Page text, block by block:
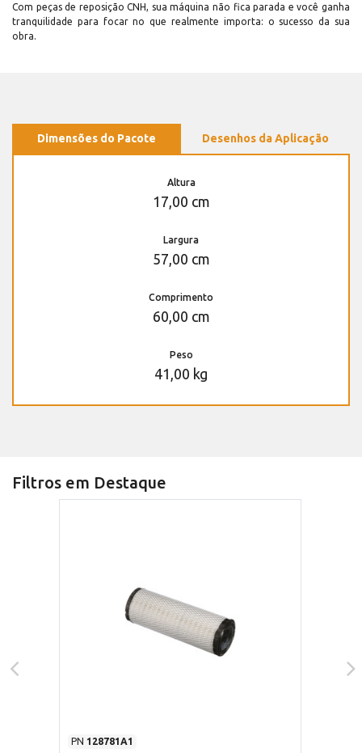
Com peças de reposição CNH, sua máquina não fica parada e você ganha
tranquilidade para focar no que realmente importa: o sucesso da sua
obra.
Dimensões do Pacote Desenhos da Aplicação
Altura
17,00 cm
Largura
57,00 cm
Comprimento
60,00 cm
Peso
41,00 kg
Filtros em Destaque
PN 128781A1